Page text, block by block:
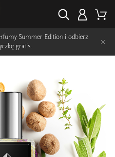
Summer Edition i odbierz
gratis.
×